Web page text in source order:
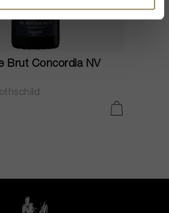
Brut Concordia NV